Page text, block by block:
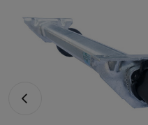
Vorheriges Foto